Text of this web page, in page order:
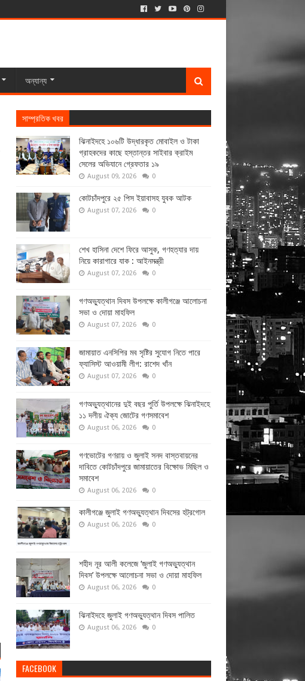
অন্যান্য
সাম্প্রতিক খবর
ঝিনাইদহে ১০৬টি উদ্ধারকৃত মোবাইল ও টাকা
গ্রাহকদের কাছে হস্তান্তর সাইবার ক্রাইম
সেলের অভিযানে গ্রেফতার ১৯
August 09, 2026 0
কোটচাঁদপুরে ২৫ পিস ইয়াবাসহ যুবক আটক
August 07, 2026 0
শেখ হাসিনা দেশে ফিরে আসুক, গণহত্যার দায়
নিয়ে কারাগারে যাক : আইনমন্ত্রী
August 07, 2026 0
গণঅভ্যুত্থান দিবস উপলক্ষে কালীগঞ্জে আলোচনা
সভা ও দোয়া মাহফিল
August 07, 2026 0
জামায়াত এনসিপির মব সৃষ্টির সুযোগ নিতে পারে
ফ্যাসিস্ট আওয়ামী লীগ: রাশেদ খাঁন
August 07, 2026 0
গণঅভ্যুত্থানের দুই বছর পুর্তি উপলক্ষে ঝিনাইদহে
১১ দলীয় ঐক্য জোটের গণসমাবেশ
August 06, 2026 0
গণভোটের গণরায় ও জুলাই সনদ বাস্তবায়নের
দাবিতে কোটচাঁদপুরে জামায়াতের বিক্ষোভ মিছিল ও
সমাবেশ
August 06, 2026 0
কালীগঞ্জে জুলাই গণঅভ্যুত্থান দিবসের হট্রগোল
August 06, 2026 0
শহীদ নূর আলী কলেজে ‘জুলাই গণঅভ্যুত্থান
দিবস’ উপলক্ষে আলোচনা সভা ও দোয়া মাহফিল
August 06, 2026 0
ঝিনাইদহে জুলাই গণঅভ্যুত্থান দিবস পালিত
August 06, 2026 0
FACEBOOK